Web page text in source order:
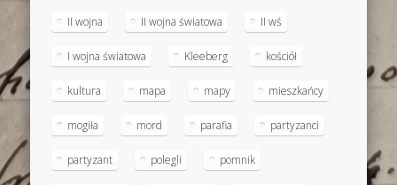
II wojna II wojna światowa II wś
I wojna światowa Kleeberg kościół
kultura mapa mapy mieszkańcy
mogiła mord parafia partyzanci
partyzant polegli pomnik